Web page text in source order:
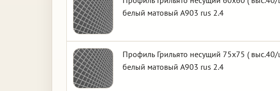
белый матовый А903 rus 2.4
Профиль Грильято несущий 75х75 (
белый матовый А903 rus 2.4